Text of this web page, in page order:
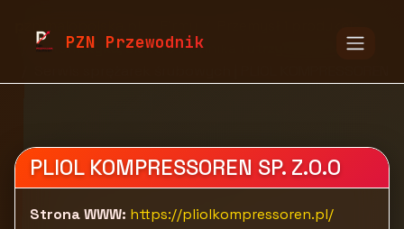
PZN Przewodnik
Automatyka, elektrotechnika i utrzymanie ruchu
PLIOL KOMPRESSOREN SP. Z.O.O
Strona WWW: https://pliolkompressoren.pl/